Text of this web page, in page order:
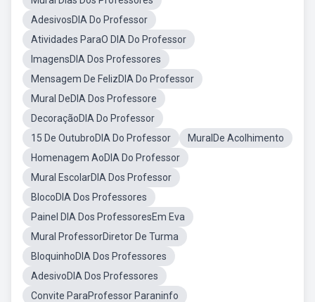
AdesivosDIA Do Professor
Atividades ParaO DIA Do Professor
ImagensDIA Dos Professores
Mensagem De FelizDIA Do Professor
Mural DeDIA Dos Professore
DecoraçãoDIA Do Professor
15 De OutubroDIA Do Professor
MuralDe Acolhimento
Homenagem AoDIA Do Professor
Mural EscolarDIA Dos Professor
BlocoDIA Dos Professores
Painel DIA Dos ProfessoresEm Eva
Mural ProfessorDiretor De Turma
BloquinhoDIA Dos Professores
AdesivoDIA Dos Professores
Convite ParaProfessor Paraninfo